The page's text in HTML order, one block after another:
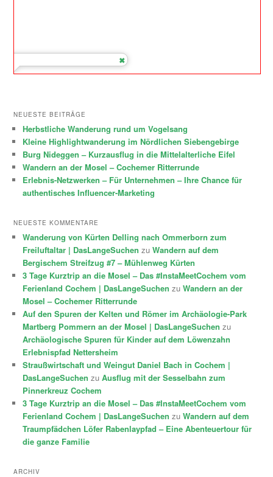
NEUESTE BEITRÄGE
Herbstliche Wanderung rund um Vogelsang
Kleine Highlightwanderung im Nördlichen Siebengebirge
Burg Nideggen – Kurzausflug in die Mittelalterliche Eifel
Wandern an der Mosel – Cochemer Ritterrunde
Erlebnis-Netzwerken – Für Unternehmen – Ihre Chance für
authentisches Influencer-Marketing
NEUESTE KOMMENTARE
Wanderung von Kürten Delling nach Ommerborn zum
Freiluftaltar | DasLangeSuchen zuWandern auf dem
Bergischem Streifzug #7 – Mühlenweg Kürten
3 Tage Kurztrip an die Mosel – Das #InstaMeetCochem vom
Ferienland Cochem | DasLangeSuchen zuWandern an der
Mosel – Cochemer Ritterrunde
Auf den Spuren der Kelten und Römer im Archäologie-Park
Martberg Pommern an der Mosel | DasLangeSuchen zu
Archäologische Spuren für Kinder auf dem Löwenzahn
Erlebnispfad Nettersheim
Straußwirtschaft und Weingut Daniel Bach in Cochem |
DasLangeSuchen zuAusflug mit der Sesselbahn zum
Pinnerkreuz Cochem
3 Tage Kurztrip an die Mosel – Das #InstaMeetCochem vom
Ferienland Cochem | DasLangeSuchen zuWandern auf dem
Traumpfädchen Löfer Rabenlaypfad – Eine Abenteuertour für
die ganze Familie
ARCHIV